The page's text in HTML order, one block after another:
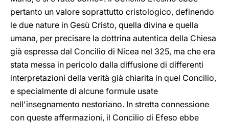
pertanto un valore soprattutto cristologico, definendo
le due nature in Gesù Cristo, quella divina e quella
umana, per precisare la dottrina autentica della Chiesa
già espressa dal Concilio di Nicea nel 325, ma che era
stata messa in pericolo dalla diffusione di differenti
interpretazioni della verità già chiarita in quel Concilio,
e specialmente di alcune formule usate
nell'insegnamento nestoriano. In stretta connessione
con queste affermazioni, il Concilio di Efeso ebbe